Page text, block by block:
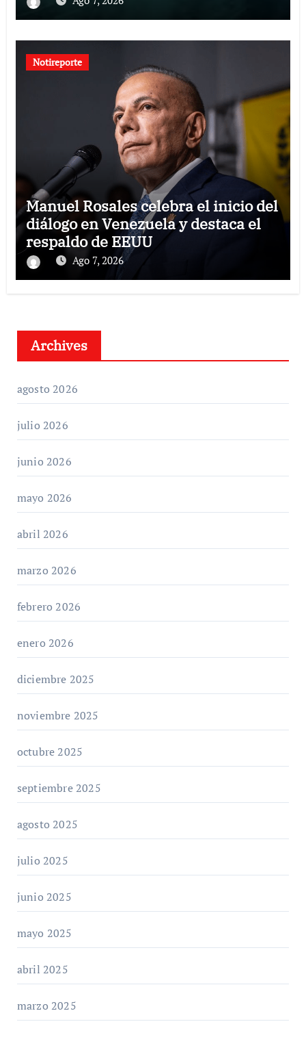
Notireporte
Manuel Rosales celebra el inicio del
diálogo en Venezuela y destaca el
respaldo de EEUU
Ago 7, 2026
Archives
agosto 2026
julio 2026
junio 2026
mayo 2026
abril 2026
marzo 2026
febrero 2026
enero 2026
diciembre 2025
noviembre 2025
octubre 2025
septiembre 2025
agosto 2025
julio 2025
junio 2025
mayo 2025
abril 2025
marzo 2025